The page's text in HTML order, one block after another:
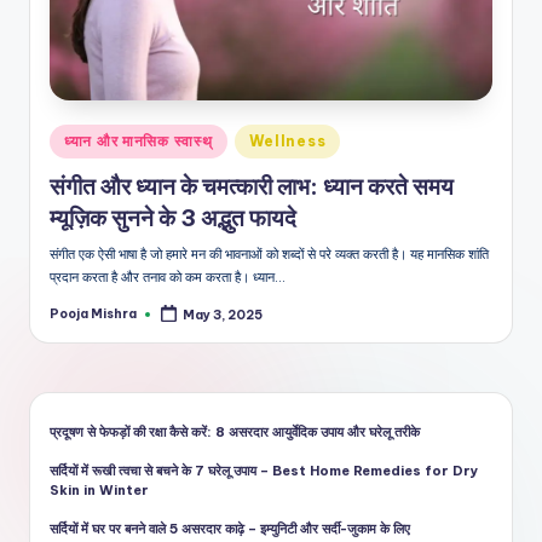
ली
का
भरो
सेमं
द
स्रो
त
Posted
in
ध्यान और मानसिक स्वास्थ् Wellness
संगीत और ध्यान के चमत्कारी लाभ: ध्यान करते समय
म्यूज़िक सुनने के 3 अद्भुत फायदे
संगीत एक ऐसी भाषा है जो हमारे मन की भावनाओं को शब्दों से परे व्यक्त करती है। यह मानसिक शांति
प्रदान करता है और तनाव को कम करता है। ध्यान…
Posted
Pooja Mishra May 3, 2025
प्रदूषण से फेफड़ों की रक्षा कैसे करें: 8 असरदार आयुर्वेदिक उपाय और घरेलू तरीके
सर्दियों में रूखी त्वचा से बचने के 7 घरेलू उपाय – Best Home Remedies for Dry
Skin in Winter
सर्दियों में घर पर बनने वाले 5 असरदार काढ़े – इम्युनिटी और सर्दी-जुकाम के लिए